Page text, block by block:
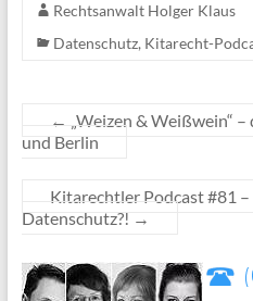
Rechtsanwalt Holger Klaus
Datenschutz, Kitarecht-
← „Weizen & Weißwein“
und Berlin
Kitarechtler Podcast #81
Datenschutz?! →